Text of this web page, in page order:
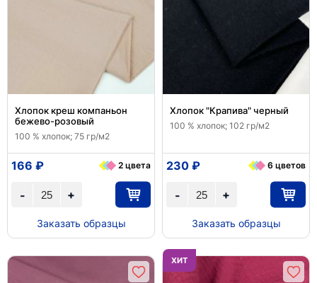
Хлопок креш компаньон
бежево-розовый
100 % хлопок; 75 гр/м2
+
-
166 ₽ 2 цвета
Заказать образцы
Хлопок "Крапива" черный
100 % хлопок; 102 гр/м2
+
-
230 ₽ 6 цветов
Заказать образцы
ХИТ